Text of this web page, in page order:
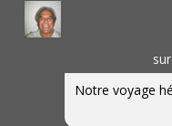
sur
Notre voyage